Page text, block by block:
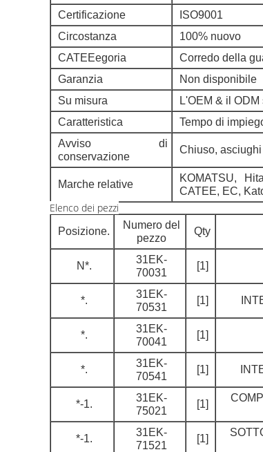
Certificazione
ISO9001
Circostanza
100% nuovo
CATEEegoria
Corredo della
Garanzia
Non disponibile
Su misura
L'OEM & il
Caratteristica
Tempo di
Avviso di
conservazione
Chiuso,
Marche relative
KOMATSU,
CATEE, EC,
Elenco dei pezzi
Posizione.
Numero del
pezzo
Qty
N*.
31EK-
70031
[1]
*.
31EK-
70531
[1]
*.
31EK-
70041
[1]
*.
31EK-
70541
[1]
*-1.
31EK-
75021
[1]
*-1.
31EK-
71521
[1]